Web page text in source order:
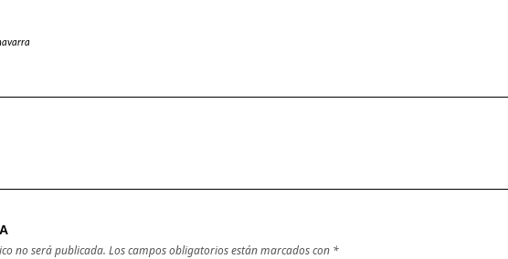
no será publicada. Los campos obligatorios están marcados con *